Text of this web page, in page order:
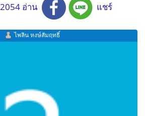
2054 อ่าน แชร์
ไพลิน หงษ์สัมฤทธิ์